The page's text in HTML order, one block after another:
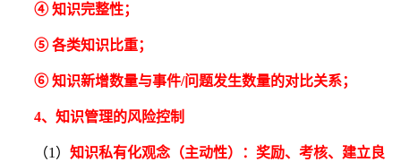
④ 知识完整性；
⑤ 各类知识比重；
⑥ 知识新增数量与事件/问题发生数量的对比关系；
4、知识管理的风险控制
（1） 知识私有化观念（主动性）： 奖励、考核、建立良